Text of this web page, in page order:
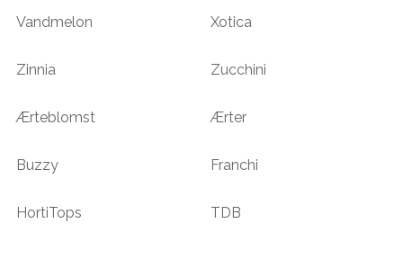
Vandmelon Xotica
Zinnia Zucchini
Ærteblomst Ærter
Buzzy Franchi
HortiTops TDB